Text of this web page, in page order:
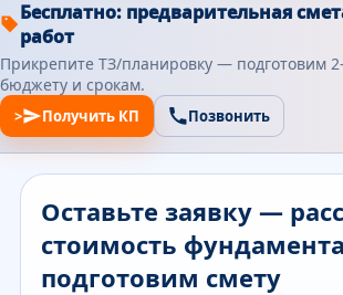
Бесплатно: предварительная
работ
Прикрепите ТЗ/планировку — подготовим
бюджету и срокам.
> Получить КП Позвонить
Оставьте заявку —
стоимость
подготовим смету